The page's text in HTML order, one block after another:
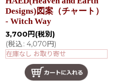
Designs)図案（チャート）
- Witch Way
3,700 円 (税別)
(税込: 4,070円)
在庫なし お取り寄せ